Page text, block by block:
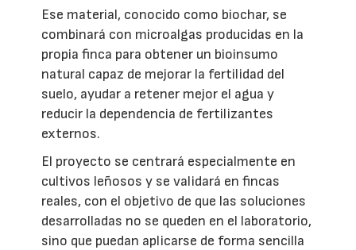
Ese material, conocido como biochar, se
combinará con microalgas producidas en la
propia finca para obtener un bioinsumo
natural capaz de mejorar la fertilidad del
suelo, ayudar a retener mejor el agua y
reducir la dependencia de fertilizantes
externos.
El proyecto se centrará especialmente en
cultivos leñosos y se validará en fincas
reales, con el objetivo de que las soluciones
desarrolladas no se queden en el laboratorio,
sino que puedan aplicarse de forma sencilla